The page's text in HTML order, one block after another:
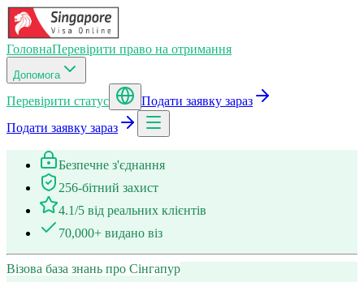
ГоловнаПеревірити право на отримання
Допомога
Перевірити статус
Подати заявку зараз
Подати заявку зараз
Безпечне з'єднання
256-бітний захист
4.1/5 від реальних клієнтів
70,000+ видано віз
Візова база знань про Сінгапур